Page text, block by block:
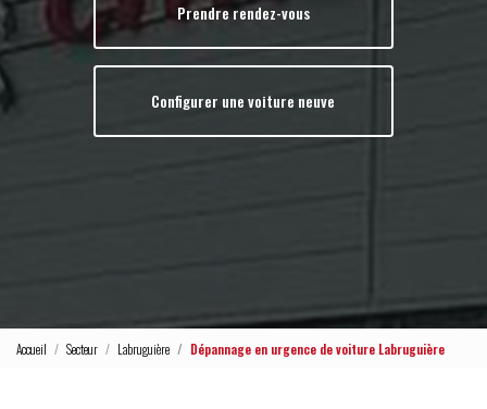
Prendre rendez-vous
Configurer une voiture neuve
Accueil Secteur Labruguière Dépannage en urgence de voiture Labruguière